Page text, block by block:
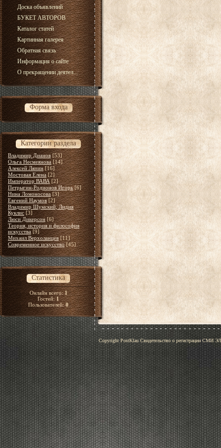
Доска объявлений
БУКЕТ АВТОРОВ
Каталог статей
Картинная галерея
Обратная связь
Информация о сайте
О прекращении деятел...
Форма входа
Категории раздела
Владимир Дианов [53]
Ольга Несмеянова [14]
Алексей Ляпин [16]
Мостовая Елена [2]
Император ВАВА [2]
Петрыгин-Родионов Игорь [6]
Нина Ломоносова [3]
Евгений Наумов [2]
Владимир Шумский, Лидия
Куклис [3]
Люси Дикерсон [6]
Теория, история и философия
искусства [9]
Михаил Верхоланцев [11]
Современное искусство [45]
Статистика
Онлайн всего:1
Гостей:1
Пользователей:0
Copyright PostKlau Свидетельство о регистрации СМИ